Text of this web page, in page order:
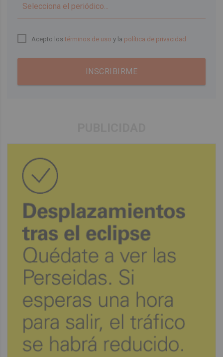
Acepto lostérminos de uso y la política de privacidad
INSCRIBIRME